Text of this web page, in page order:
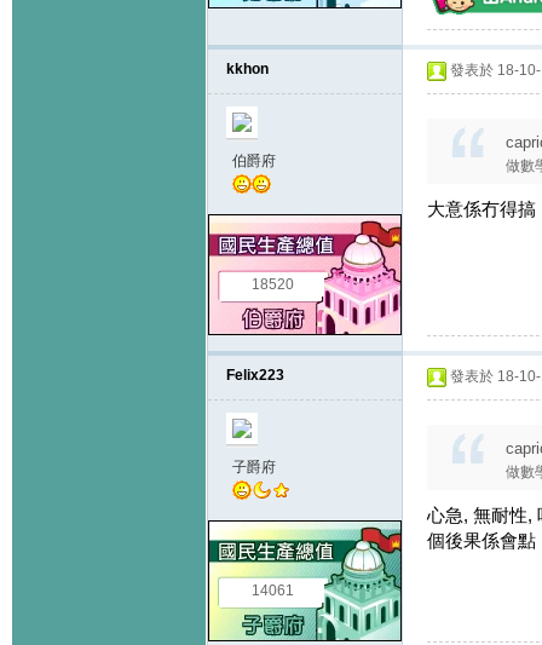
kkhon
伯爵府
18520
發表於 18-
做數
大意係冇得
Felix223
子爵府
14061
發表於 18-
做數
心急, 無耐性,
個後果係會點